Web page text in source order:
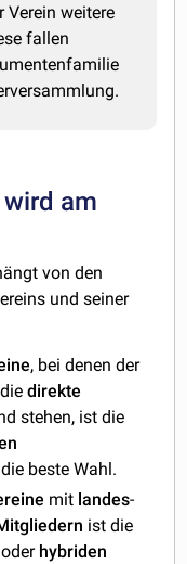
Verein weitere
fallen
am
von den
und seiner
, bei denen der
direkte
stehen, ist die
beste Wahl.
mit landes-
ist die
oder hybriden